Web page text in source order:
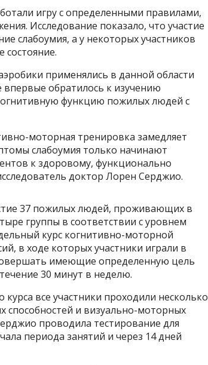
игру с определенными правилами,
Исследование показало, что участие
слабоумия, а у некоторых участников
применялись в данной области
впервые обратилось к изучению
функцию пожилых людей с
моторная тренировка замедляет
слабоумия только начинают
к здоровому, функционально
доктор Лорен Серджио.
37 пожилых людей, проживающих в
группы в соответствии с уровнем
курс когнитивно-моторной
в ходе которых участники играли в
имеющие определенную цель
30 минут в неделю.
все участники проходили несколько
способностей и визуально-моторных
проводила тестирование для
периода занятий и через 14 дней